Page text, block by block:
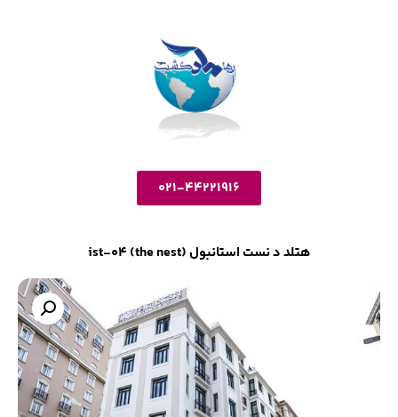
021-44221916
هتلد د نست استانبول ist-04 (the nest)